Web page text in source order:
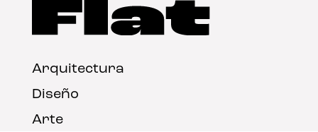
Arquitectura
Diseño
Arte